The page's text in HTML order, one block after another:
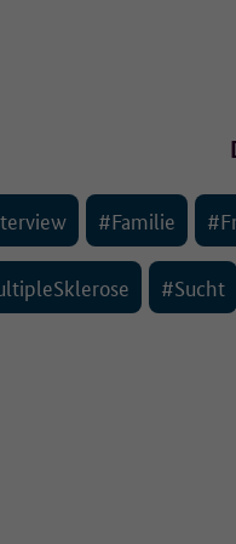
#Familie
#Sucht